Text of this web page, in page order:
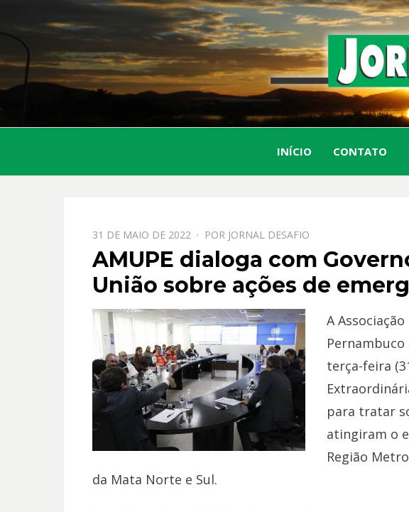
INÍCIO CONTATO
PPOSTADO
EM
31 DE MAIO DE 2022 POR JORNAL DESAFIO
AMUPE dialoga com
União sobre ações de
A
terça-feira
para tratar
atingiram o
Região
da Mata Norte e Sul.